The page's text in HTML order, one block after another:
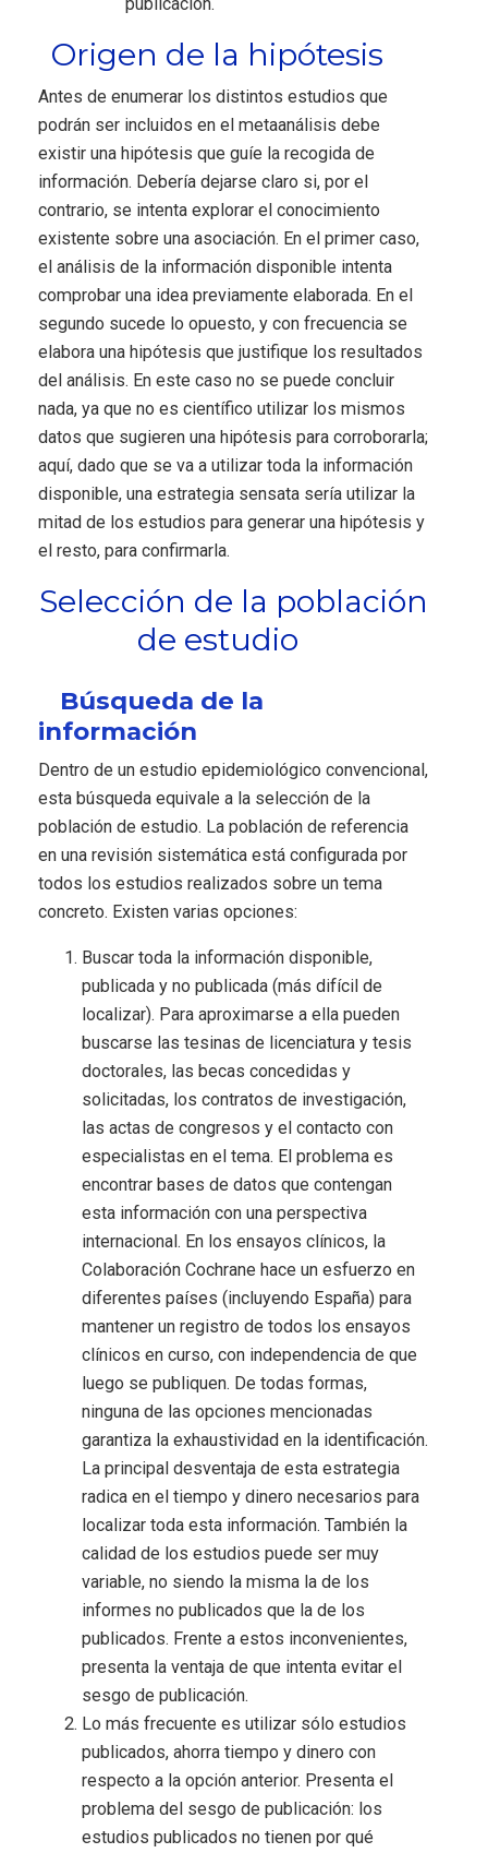
Origen de la hipótesis
Antes de enumerar los distintos estudios que
podrán ser incluidos en el metaanálisis debe
existir una hipótesis que guíe la recogida de
información. Debería dejarse claro si, por el
contrario, se intenta explorar el conocimiento
existente sobre una asociación. En el primer caso,
el análisis de la información disponible intenta
comprobar una idea previamente elaborada. En el
segundo sucede lo opuesto, y con frecuencia se
elabora una hipótesis que justifique los resultados
del análisis. En este caso no se puede concluir
nada, ya que no es científico utilizar los mismos
datos que sugieren una hipótesis para corroborarla;
aquí, dado que se va a utilizar toda la información
disponible, una estrategia sensata sería utilizar la
mitad de los estudios para generar una hipótesis y
el resto, para confirmarla.
Selección de la población
de estudio
Búsqueda de la
información
Dentro de un estudio epidemiológico convencional,
esta búsqueda equivale a la selección de la
población de estudio. La población de referencia
en una revisión sistemática está configurada por
todos los estudios realizados sobre un tema
concreto. Existen varias opciones:
Buscar toda la información disponible,
publicada y no publicada (más difícil de
localizar). Para aproximarse a ella pueden
buscarse las tesinas de licenciatura y tesis
doctorales, las becas concedidas y
solicitadas, los contratos de investigación,
las actas de congresos y el contacto con
especialistas en el tema. El problema es
encontrar bases de datos que contengan
esta información con una perspectiva
internacional. En los ensayos clínicos, la
Colaboración Cochrane hace un esfuerzo en
diferentes países (incluyendo España) para
mantener un registro de todos los ensayos
clínicos en curso, con independencia de que
luego se publiquen. De todas formas,
ninguna de las opciones mencionadas
garantiza la exhaustividad en la identificación.
La principal desventaja de esta estrategia
radica en el tiempo y dinero necesarios para
localizar toda esta información. También la
calidad de los estudios puede ser muy
variable, no siendo la misma la de los
informes no publicados que la de los
publicados. Frente a estos inconvenientes,
presenta la ventaja de que intenta evitar el
sesgo de publicación.
Lo más frecuente es utilizar sólo estudios
publicados, ahorra tiempo y dinero con
respecto a la opción anterior. Presenta el
problema del sesgo de publicación: los
estudios publicados no tienen por qué